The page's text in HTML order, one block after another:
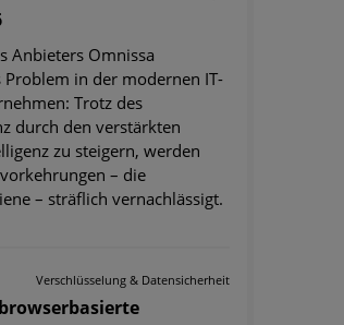
Anbieters Omnissa
in der modernen IT-
Trotz des
durch den verstärkten
zu steigern, werden
– die
– sträflich vernachlässigt.
Verschlüsselung & Datensicherheit